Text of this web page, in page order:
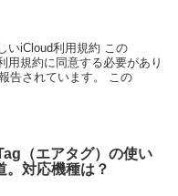
いiCloud利用規約 この
用規約に同意する必要があり
告されています。 この
（エアタグ）の使い
。対応機種は？